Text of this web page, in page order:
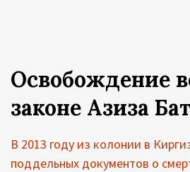
Освобождение
законе Азиза
В 2013 году из колонии в
поддельных документов о